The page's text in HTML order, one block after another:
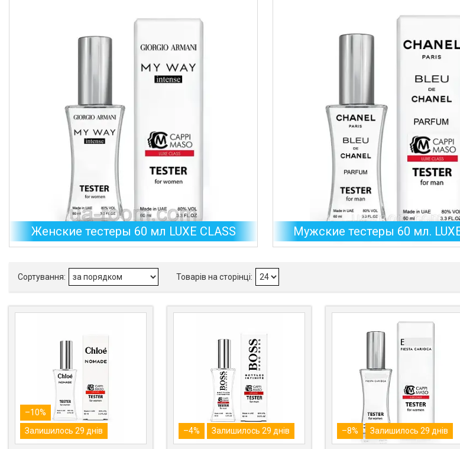
Женские тестеры 60 мл LUXE CLASS Мужские тестеры 60 мл.
–10%
Залишилось 29 днів
–4% Залишилось 29 днів –8% Залишилось 29 днів